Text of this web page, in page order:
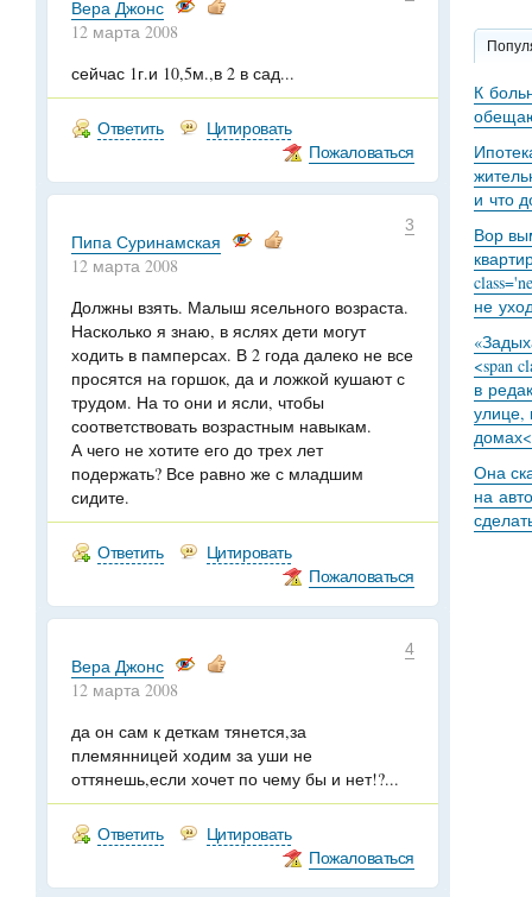
Вера Джонс
12 марта 2008
сейчас 1г.и 10,5м.,в 2 в сад...
Ответить
Цитировать
Пожаловаться
3
Пипа Суринамская
12 марта 2008
Должны взять. Малыш ясельного возраста.
Насколько я знаю, в яслях дети могут
ходить в памперсах. В 2 года далеко не все
просятся на горшок, да и ложкой кушают с
трудом. На то они и ясли, чтобы
соответствовать возрастным навыкам.
А чего не хотите его до трех лет
подержать? Все равно же с младшим
сидите.
Ответить
Цитировать
Пожаловаться
4
Вера Джонс
12 марта 2008
да он сам к деткам тянется,за
племянницей ходим за уши не
оттянешь,если хочет по чему бы и нет!?...
Ответить
Цитировать
Пожаловаться
К
и что
Вор
не
<span
в
улице,
Она
на